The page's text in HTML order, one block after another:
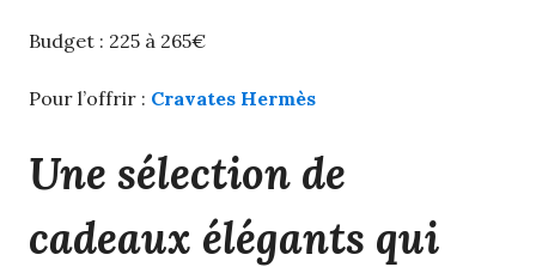
Budget : 225 à 265€
Pour l’offrir : Cravates Hermès
Une sélection de
cadeaux élégants qui